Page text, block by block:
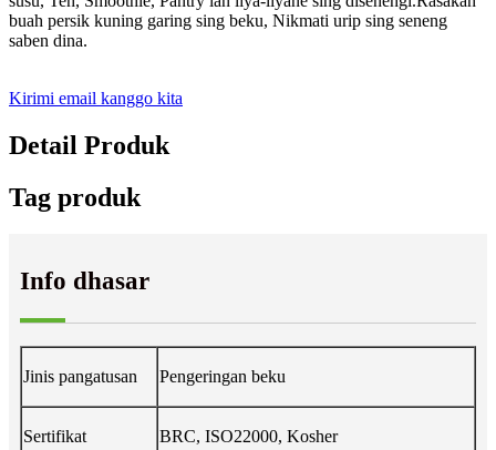
buah persik kuning garing sing beku, Nikmati urip sing seneng
saben dina.
Kirimi email kanggo kita
Detail Produk
Tag produk
Info dhasar
Jinis pangatusan Pengeringan beku
Sertifikat BRC, ISO22000, Kosher